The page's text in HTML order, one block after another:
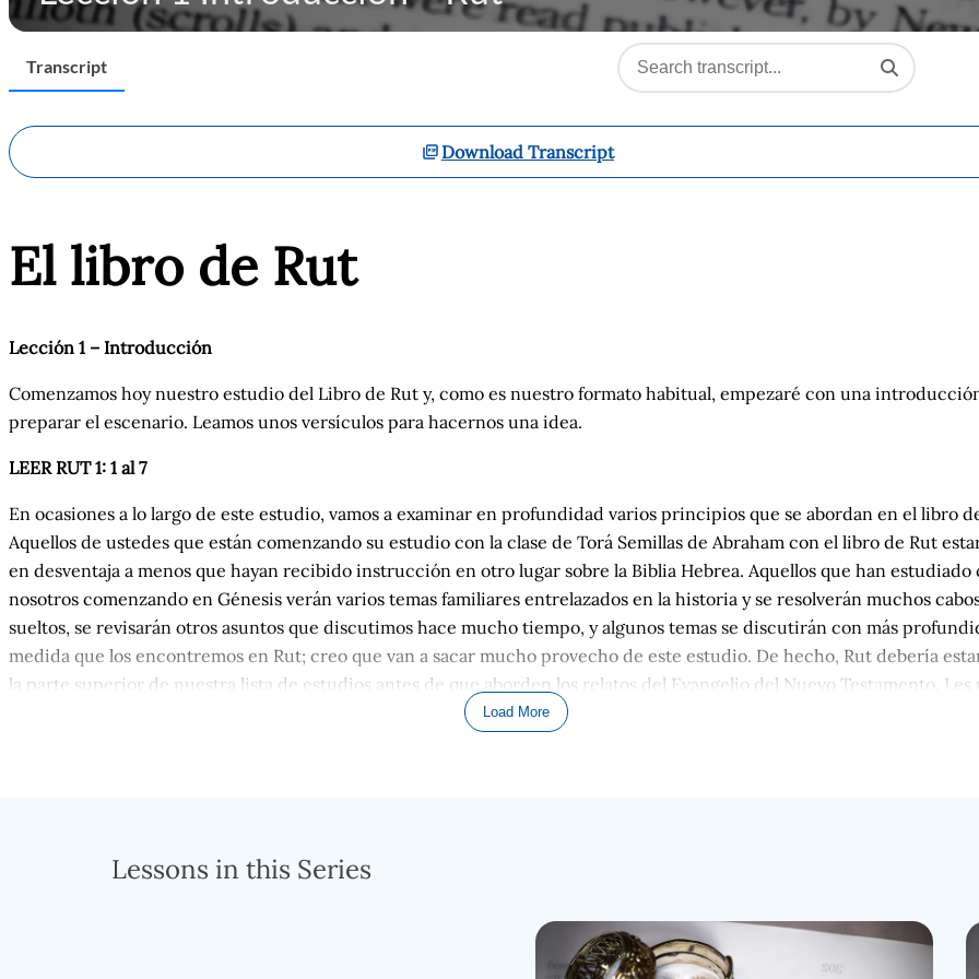
Transcript
Download Transcript
El libro de Rut
Lección 1 – Introducción
Comenzamos hoy nuestro estudio del Libro de Rut y, como es nuestro formato habitual, empezaré con una
preparar el escenario. Leamos unos versículos para hacernos una idea.
LEER RUT 1: 1 al 7
En ocasiones a lo largo de este estudio, vamos a examinar en profundidad varios principios que se abordan en el libro
Aquellos de ustedes que están comenzando su estudio con la clase de Torá Semillas de Abraham con el libro de Rut
en desventaja a menos que hayan recibido instrucción en otro lugar sobre la Biblia Hebrea. Aquellos que han estudiado
nosotros comenzando en Génesis verán varios temas familiares entrelazados en la historia y se resolverán muchos
sueltos, se revisarán otros asuntos que discutimos hace mucho tiempo, y algunos temas se discutirán con más
medida que los encontremos en Rut; creo que van a sacar mucho provecho de este estudio. De hecho, Rut debería
la parte superior de nuestra lista de estudios antes de que aborden los relatos del Evangelio del Nuevo Testamento. Les
de antemano su atención y enfoque; si su mente se distrae por unos pocos minutos, es probable que se pierdan. Este
la Iglesia. Y es que lo que llamamos Antiguo Testamento (entre los hebreos se llama Tanaj) no es ni antiguo (es decir,
restante para toda la Biblia y la comprensión de la Salvación que se nos ofrece en Cristo, como una losa de concreto y
cimientos adheridos a la roca sólida son la base necesaria y esencial para cualquier casa que espera no ser arrastrada
Load More
Lessons in this Series